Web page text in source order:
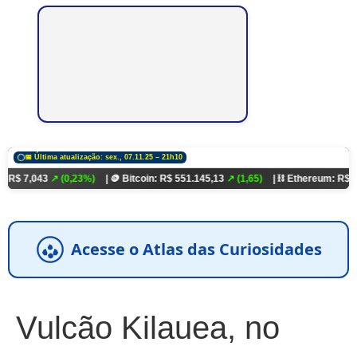
📅 Última atualização: sex., 07.11.25 – 21h10
↗ (0,23%) | 🪙 Bitcoin: R$ 551.145,13↗ (1,65) | ⛓️ Ethereum: R$ 18.321,93
Acesse o Atlas das Curiosidades
Vulcão Kilauea, no